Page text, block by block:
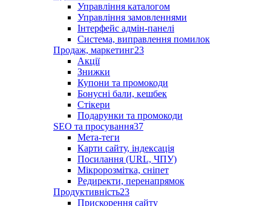
Управління каталогом
Управління замовленнями
Інтерфейс адмін-панелі
Система, виправлення помилок
Продаж, маркетинг23
Акції
Знижки
Купони та промокоди
Бонусні бали, кешбек
Стікери
Подарунки та промокоди
SEO та просування37
Мета-теги
Карти сайту, індексація
Посилання (URL, ЧПУ)
Мікророзмітка, сніпет
Редиректи, перенапрямок
Продуктивність23
Прискорення сайту